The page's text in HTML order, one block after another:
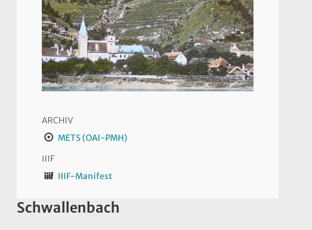
ARCHIV
METS (OAI-PMH)
IIIF
IIIF-Manifest
Schwallenbach